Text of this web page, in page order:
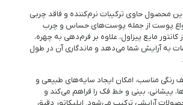
محصول حاوی ترکیبات نرم‌کننده و فاقد چربی
پوست از جمله پوست‌های حساس و چرب
کانتور مایع پیزاول، علاوه بر فرم‌دهی به چهره،
به آرایش شما می‌دهد و ماندگاری آن در طول
مناسب، امکان ایجاد سایه‌های طبیعی و
پیشانی، بینی و خط فک را فراهم می‌کند و